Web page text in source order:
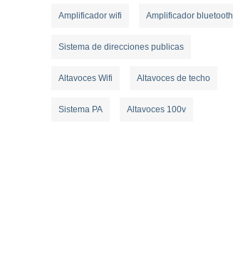
Amplificador wifi Amplificador bluetooth
Sistema de direcciones publicas
Altavoces Wifi Altavoces de techo
Sistema PA Altavoces 100v